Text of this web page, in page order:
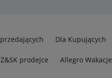
Dla Kupujących
prodejce Allegro Wakacje